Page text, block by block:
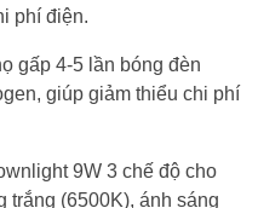
phí điện.
gấp 4-5 lần bóng đèn
giúp giảm thiểu chi phí
9W 3 chế độ cho
trắng (6500K), ánh sáng